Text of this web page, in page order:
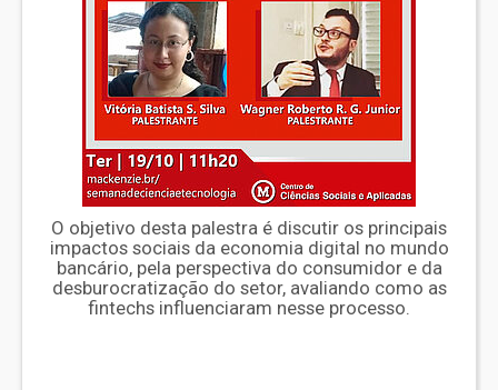
O objetivo desta palestra é discutir os principais
impactos sociais da economia digital no mundo
bancário, pela perspectiva do consumidor e da
desburocratização do setor, avaliando como as
fintechs influenciaram nesse processo.